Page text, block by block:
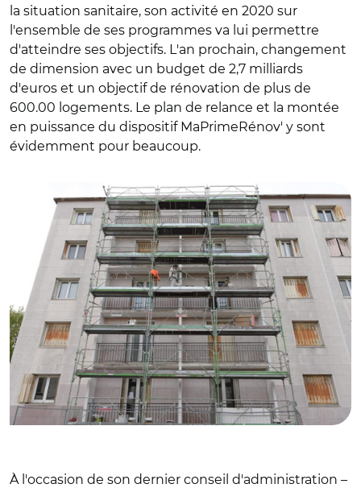
la situation sanitaire, son activité en 2020 sur
l'ensemble de ses programmes va lui permettre
d'atteindre ses objectifs. L'an prochain, changement
de dimension avec un budget de 2,7 milliards
d'euros et un objectif de rénovation de plus de
600.00 logements. Le plan de relance et la montée
en puissance du dispositif MaPrimeRénov' y sont
évidemment pour beaucoup.
© @EmmWargon / opération de rénovation à Villepinte,
À l'occasion de son dernier conseil d'administration –